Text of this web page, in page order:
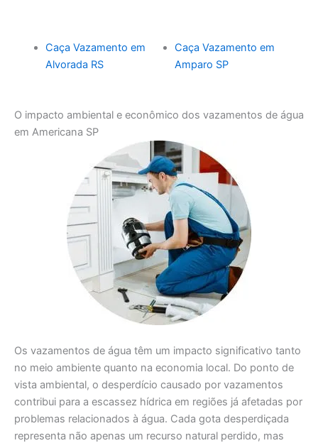
Caça Vazamento em
Alvorada RS
Caça Vazamento em
Amparo SP
O impacto ambiental e econômico dos vazamentos de água
em Americana SP
Os vazamentos de água têm um impacto significativo tanto
no meio ambiente quanto na economia local. Do ponto de
vista ambiental, o desperdício causado por vazamentos
contribui para a escassez hídrica em regiões já afetadas por
problemas relacionados à água. Cada gota desperdiçada
representa não apenas um recurso natural perdido, mas